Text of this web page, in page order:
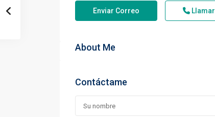
Enviar Correo Llamar
About Me
Contáctame